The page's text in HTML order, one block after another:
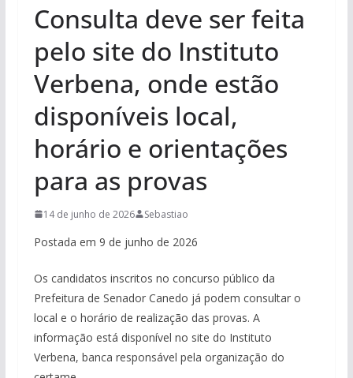
Consulta deve ser feita
pelo site do Instituto
Verbena, onde estão
disponíveis local,
horário e orientações
para as provas
14 de junho de 2026 Sebastiao
Postada em 9 de junho de 2026
Os candidatos inscritos no concurso público da
Prefeitura de Senador Canedo já podem consultar o
local e o horário de realização das provas. A
informação está disponível no site do Instituto
Verbena, banca responsável pela organização do